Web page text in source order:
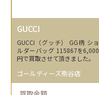
GUCCI
GUCCI（グッチ） GG柄 ショ
ルダーバッグ 115867を6,000
円で買取させて頂きました。
ゴールディーズ熊谷店